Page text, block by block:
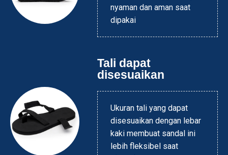
nyaman dan aman saat
dipakai
Tali dapat
disesuaikan
Ukuran tali yang dapat
disesuaikan dengan lebar
kaki membuat sandal ini
lebih fleksibel saat